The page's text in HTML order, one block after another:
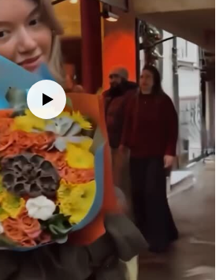
bir hediye sunabilirsiniz. Bu
rahatlıkla kullanılabilir.
geçireceğiniz romantik akşamlar
bu aranjman harika bir seçim olacaktır.
katacaktır.
eve getirdiğinizde, ambalajını açıp varsa
fazla su çekebilmesi için alt
2-3 cm kadar, suyun altında
vazoyu iyice temizleyin ve
su doldurun; su seviyesini sapların yarısına
dikkat edin. Vazonuza bir paket
Çiçeklerinizi direkt güneş
kaynaklarından (radyatör, klima, soba
her gün kontrol ederek değiştirin ve
0.5-1 cm kadar tekrar kesin. Ayrıca, suyu
değiştirmek çiçeklerinizin ömrünü
Solan veya kuruyan çiçekleri temizleyerek